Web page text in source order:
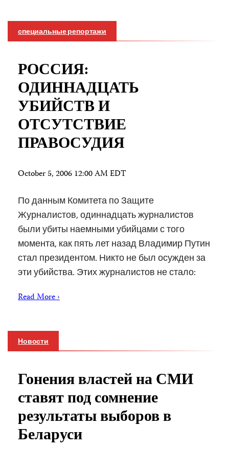
специальные репортажи
РОССИЯ:
ОДИННАДЦАТЬ
УБИЙСТВ И
ОТСУТСТВИЕ
ПРАВОСУДИЯ
October 5, 2006 12:00 AM EDT
По данным Комитета по Защите
Журналистов, одиннадцать журналистов
были убиты наемными убийцами с того
момента, как пять лет назад Владимир Путин
стал президентом. Никто не был осужден за
эти убийства. Этих журналистов не стало:
Read More ›
Новости
Гонения властей на СМИ
ставят под сомнение
результаты выборов в
Беларуси